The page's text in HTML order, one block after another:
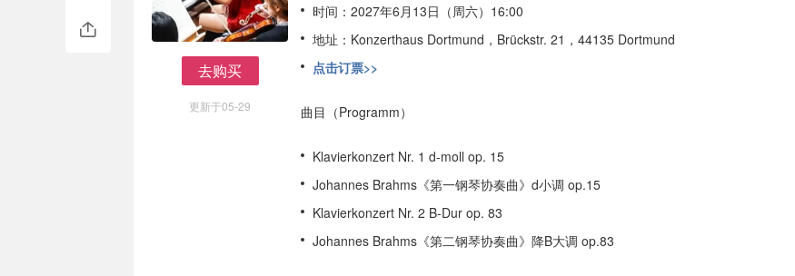
去购买
更新于05-29
时间：2027年6月13日（周六）16:00
地址：Konzerthaus Dortmund，Brückstr. 21，44135 Dortmund
点击订票>>
曲目（Programm）
Klavierkonzert Nr. 1 d-moll op. 15
Johannes Brahms《第一钢琴协奏曲》d小调 op.15
Klavierkonzert Nr. 2 B-Dur op. 83
Johannes Brahms《第二钢琴协奏曲》降B大调 op.83